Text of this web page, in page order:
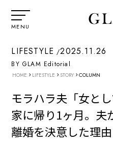
MENU
LIFESTYLE 2025.11.26
BY GLAM Editorial
HOME › LIFESTYLE › STORY › COLUMN
モラハラ夫「女と
家に帰り1ヶ月。夫
離婚を決意した理由